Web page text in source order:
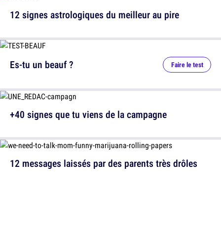
12 signes astrologiques du meilleur au pire
12 messages laissés par des parents très drôles
Es-tu un beauf ? Faire le test
+40 signes que tu viens de la campagne